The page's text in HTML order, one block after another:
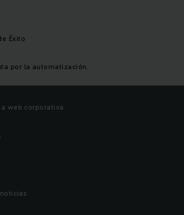
Éxito
por la automatización.
web corporativa